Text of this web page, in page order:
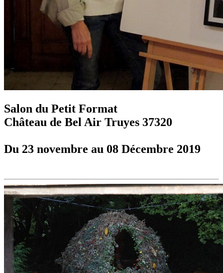
Salon du Petit Format
Château de Bel Air Truyes 37320
Du 23 novembre au 08 Décembre 2019